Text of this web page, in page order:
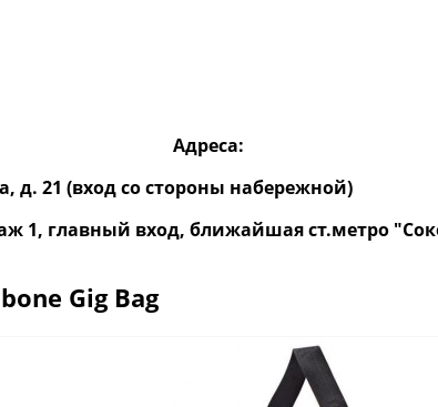
Адреса:
д. 21 (вход со стороны набережной)
1, главный вход, ближайшая ст.метро
Gig Bag